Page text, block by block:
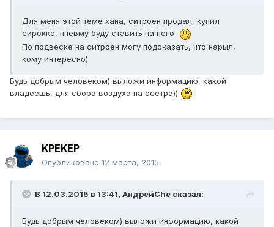
Для меня этой теме хана, ситроен продал, купил
сирокко, пневму буду ставить на него
По подвеске на ситроен могу подсказать, что нарыл,
кому интересно)
Будь добрым человеком) выложи информацию, какой
владеешь, для сбора воздуха на осетра))
KPEKEP
Опубликовано 12 марта, 2015
В 12.03.2015 в 13:41, АндрейChe сказал:
Будь добрым человеком) выложи информацию, какой